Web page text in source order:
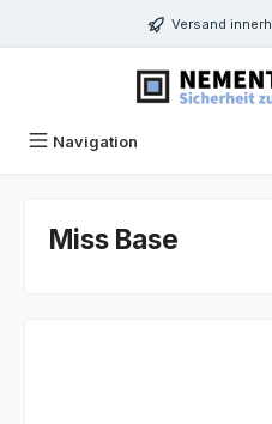
Zum Hauptinhalt springenVersand
Navigation
Miss Base